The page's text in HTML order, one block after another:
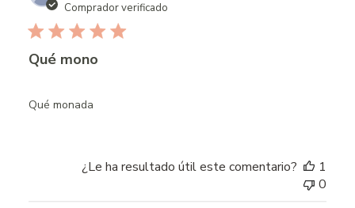
Comprador verificado
Qué mono
Qué monada
¿Le ha resultado útil este comentario?
1
0